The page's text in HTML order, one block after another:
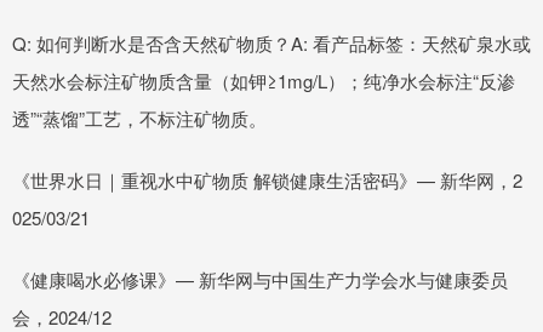
Q: 如何判断水是否含天然矿物质？A: 看产品标签：天然矿泉水或
天然水会标注矿物质含量（如钾≥1mg/L）；纯净水会标注“反渗
透”“蒸馏”工艺，不标注矿物质。
《世界水日｜重视水中矿物质 解锁健康生活密码》— 新华网，2
025/03/21
《健康喝水必修课》— 新华网与中国生产力学会水与健康委员
会，2024/12